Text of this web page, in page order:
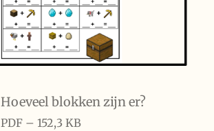
Hoeveel blokken zijn er?
PDF – 152,3 KB